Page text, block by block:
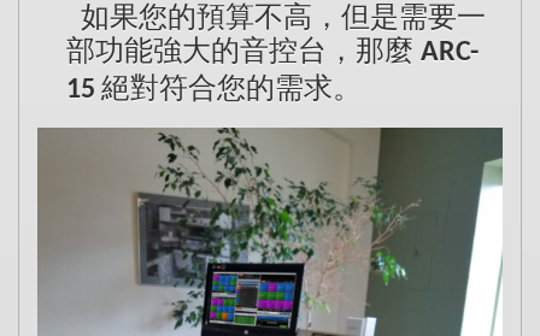
如果您的預算不高，但是需要一
部功能強大的音控台，那麼 ARC-
15 絕對符合您的需求。